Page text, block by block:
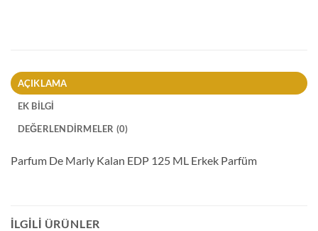
AÇIKLAMA
EK BILGI
DEĞERLENDIRMELER (0)
Parfum De Marly Kalan EDP 125 ML Erkek Parfüm
İLGILI ÜRÜNLER